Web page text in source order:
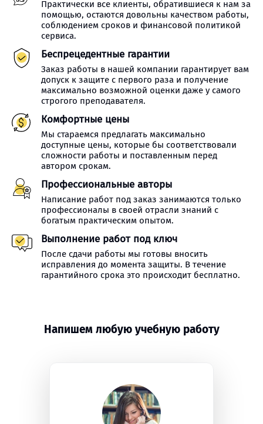
Практически все клиенты, обратившиеся к нам за
помощью, остаются довольны качеством работы,
соблюдением сроков и финансовой политикой
сервиса.
Беспрецедентные гарантии
Заказ работы в нашей компании гарантирует вам
допуск к защите с первого раза и получение
максимально возможной оценки даже у самого
строгого преподавателя.
Комфортные цены
Мы стараемся предлагать максимально
доступные цены, которые бы соответствовали
сложности работы и поставленным перед
автором срокам.
Профессиональные авторы
Написание работ под заказ занимаются только
профессионалы в своей отрасли знаний с
богатым практическим опытом.
Выполнение работ под ключ
После сдачи работы мы готовы вносить
исправления до момента защиты. В течение
гарантийного срока это происходит бесплатно.
Напишем любую учебную работу